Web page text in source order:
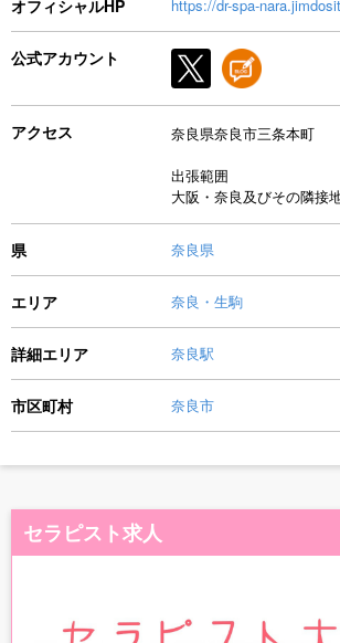
オフィシャルHP https://dr-spa-
公式アカウント
アクセス
奈良県奈良市三条本町
出張範囲
大阪・奈良及びその隣接
県 奈良県
エリア 奈良・生駒
詳細エリア 奈良駅
市区町村 奈良市
セラピスト求人